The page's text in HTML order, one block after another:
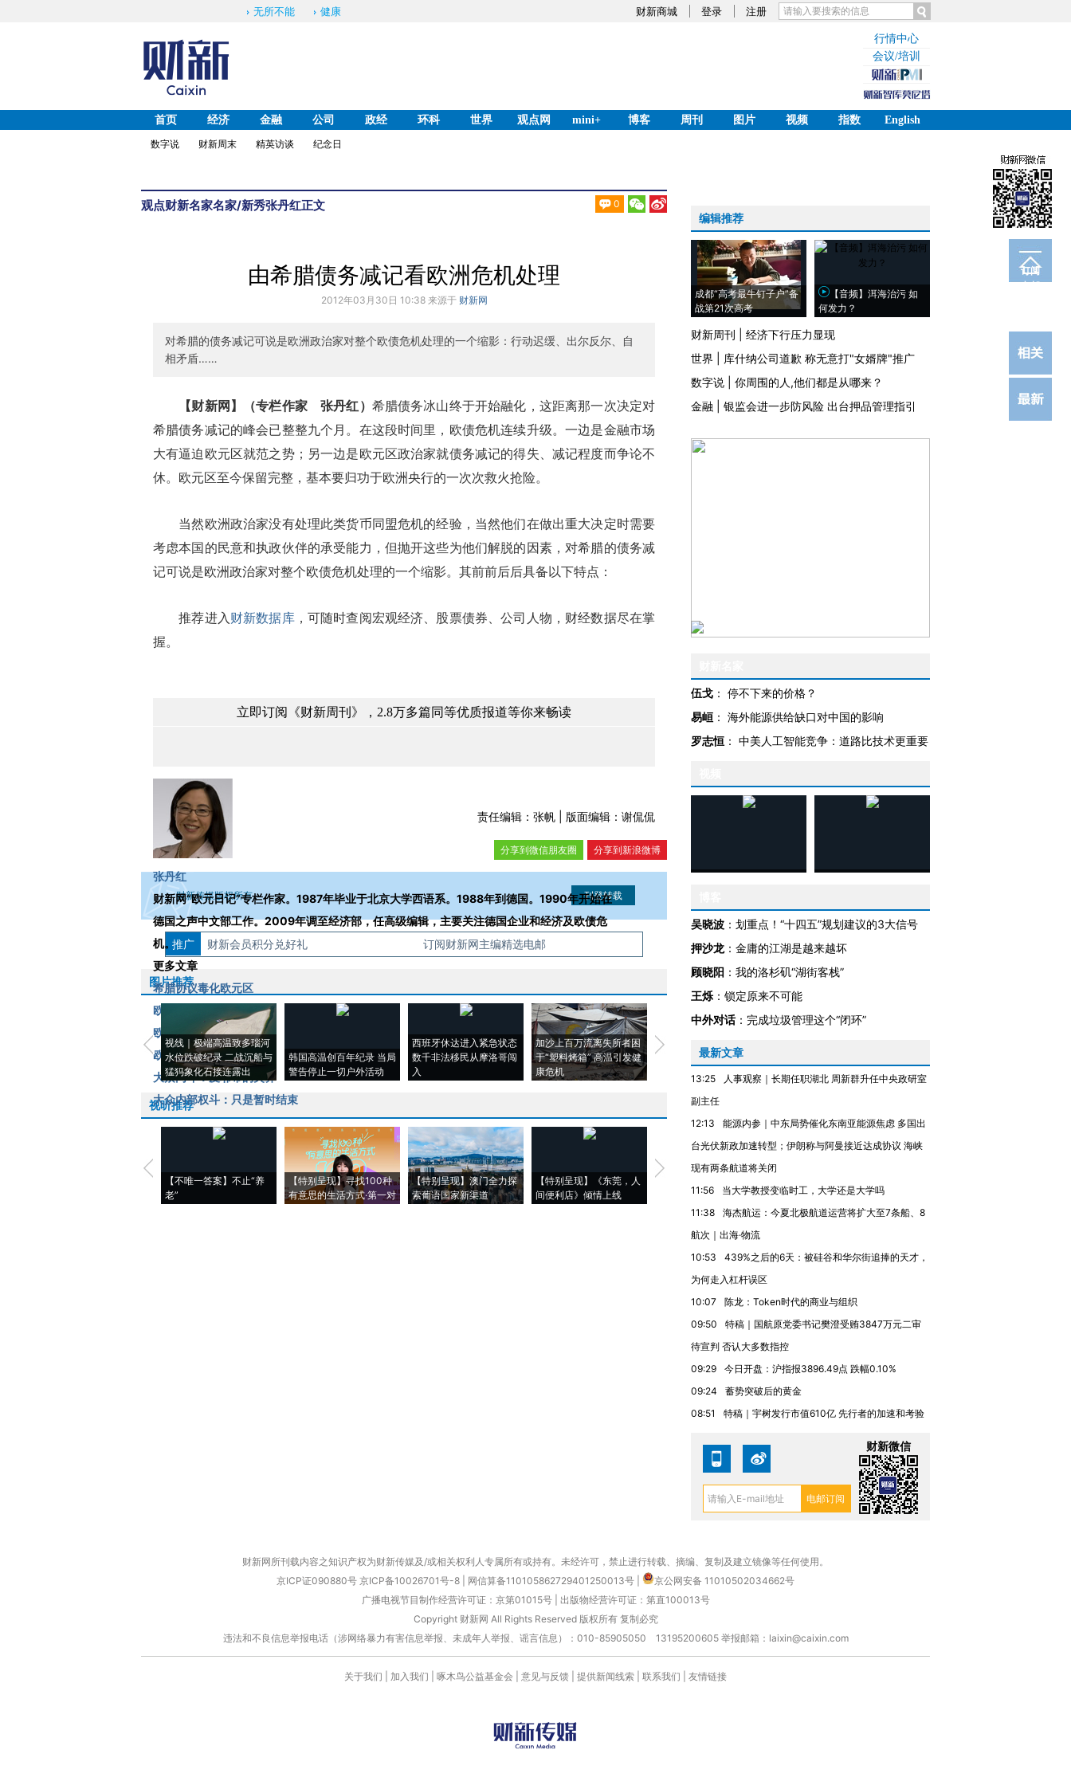
财新商城 登录 注册
无所不能 健康
行情中心
会议/培训
首页 经济 金融 公司 政经 环科 世界 观点网 mini+ 博客 周刊 图片 视频 指数
English
数字说
财新周末 精英访谈 纪念日
观点财新名家名家/新秀张丹红正文 0
订阅
电邮
由希腊债务减记看欧洲危机处理
2012年03月30日 10:38 来源于 财新网
对希腊的债务减记可说是欧洲政治家对整个欧债危机处理的一个缩影：行动迟缓、出尔反尔、自
相矛盾……
【财新网】（专栏作家 张丹红） 希腊债务冰山终于开始融化，这距离那一次决定对
希腊债务减记的峰会已整整九个月。在这段时间里，欧债危机连续升级。一边是金融市场
大有逼迫欧元区就范之势；另一边是欧元区政治家就债务减记的得失、减记程度而争论不
休。欧元区至今保留完整，基本要归功于欧洲央行的一次次救火抢险。
当然欧洲政治家没有处理此类货币同盟危机的经验，当然他们在做出重大决定时需要
考虑本国的民意和执政伙伴的承受能力，但抛开这些为他们解脱的因素，对希腊的债务减
记可说是欧洲政治家对整个欧债危机处理的一个缩影。其前前后后具备以下特点：
推荐进入财新数据库，可随时查阅宏观经济、股票债券、公司人物，财经数据尽在掌
握。
立即订阅《财新周刊》，2.8万多篇同等优质报道等你来畅读
张丹红
财新网“欧元日记”专栏作家。1987年毕业于北京大学西语系。1988年到德国。1990年开始在
德国之声中文部工作。2009年调至经济部，任高级编辑，主要关注德国企业和经济及欧债危
机。
更多文章
希腊协议毒化欧元区
欧元区还要让步到何时
欧洲央行警告雅典
欧洲的希腊梦魇何时休
大众内斗：皮耶希的失算
大众内部权斗：只是暂时结束
责任编辑：张帆 | 版面编辑：谢侃侃
Loading... 分享到新浪微博
分享到微信朋友圈
财新传媒版权所有。
如需刊登转载请点击右侧按钮，提交相关信息。经确认即可刊登转载。
推广 财新会员积分兑好礼 订阅财新网主编精选电邮
图片推荐
视线｜极端高温致多瑙河
水位跌破纪录 二战沉船与
猛犸象化石接连露出
韩国高温创百年纪录 当局
警告停止一切户外活动
西班牙休达进入紧急状态
数千非法移民从摩洛哥闯
入
加沙上百万流离失所者困
于“塑料烤箱” 高温引发健
康危机
视线｜HYROX的吸金
术：是什么让中产们甘
毒品
育部长拱下台
视听推荐
【不唯一答案】不止“养
老”
【特别呈现】寻找100种
有意思的生活方式·第一对
【特别呈现】澳门全力探
索葡语国家新渠道
【特别呈现】《东莞，人
间便利店》倾情上线
【推广】走进第四届链博
有意思的生活方式·第三对
编辑推荐
成都“高考最牛钉子户”备
战第21次高考
【音频】洱海治污 如
何发力？
财新周刊
经济下行压力显现
世界
库什纳公司道歉 称无意打"女婿牌"推广
数字说
你周围的人,他们都是从哪来？
金融
银监会进一步防风险 出台押品管理指引
伍戈 ： 停不下来的价格？
易峘 ： 海外能源供给缺口对中国的影响
罗志恒 ： 中美人工智能竞争：道路比技术更重要
吴晓波 ： 划重点！“十四五”规划建议的3大信号
押沙龙 ： 金庸的江湖是越来越坏
顾晓阳 ： 我的洛杉矶“湖街客栈”
王烁 ： 锁定原来不可能
中外对话： 完成垃圾管理这个“闭环”
最新文章
13:25
人事观察｜长期任职湖北 周新群升任中央政研室
副主任
12:13
能源内参｜中东局势催化东南亚能源焦虑 多国出
台光伏新政加速转型；伊朗称与阿曼接近达成协议 海峡
现有两条航道将关闭
11:56
当大学教授变临时工，大学还是大学吗
11:38
海杰航运：今夏北极航道运营将扩大至7条船、8
航次｜出海·物流
10:53
439%之后的6天：被硅谷和华尔街追捧的天才，
为何走入杠杆误区
10:07
陈龙：Token时代的商业与组织
09:50
特稿｜国航原党委书记樊澄受贿3847万元二审
待宣判 否认大多数指控
09:29
今日开盘：沪指报3896.49点 跌幅0.10%
09:24
蓄势突破后的黄金
08:51
特稿｜宇树发行市值610亿 先行者的加速和考验
财新微信
财新网所刊载内容之知识产权为财新传媒及/或相关权利人专属所有或持有。未经许可，禁止进行转载、摘编、复制及建立镜像等任何使用。
京ICP证090880号 京ICP备10026701号-8 网信算备110105862729401250013号
京公网安备 11010502034662号
广播电视节目制作经营许可证：京第01015号| 出版物经营许可证：第直100013号
Copyright 财新网 All Rights Reserved 版权所有 复制必究
违法和不良信息举报电话（涉网络暴力有害信息举报、未成年人举报、谣言信息）：010-85905050 13195200605 举报邮箱：laixin@caixin.com
关于我们 加入我们 啄木鸟公益基金会 意见与反馈 提供新闻线索 联系我们 友情链接